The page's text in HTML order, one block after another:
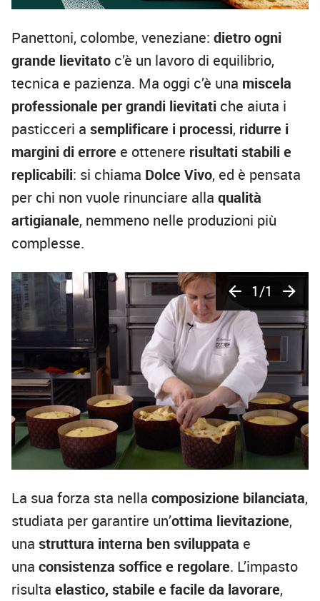
Panettoni, colombe, veneziane: dietro ogni
grande lievitato c’è un lavoro di equilibrio,
tecnica e pazienza. Ma oggi c’è una miscela
professionale per grandi lievitati che aiuta i
pasticceri a semplificare i processi, ridurre i
margini di errore e ottenere risultati stabili e
replicabili: si chiama Dolce Vivo, ed è pensata
per chi non vuole rinunciare alla qualità
artigianale, nemmeno nelle produzioni più
complesse.
arrow_back 1/1 arrow_forward
La sua forza sta nella composizione bilanciata,
studiata per garantire un’ottima lievitazione,
una struttura interna ben sviluppata e
una consistenza soffice e regolare. L’impasto
risulta elastico, stabile e facile da lavorare,